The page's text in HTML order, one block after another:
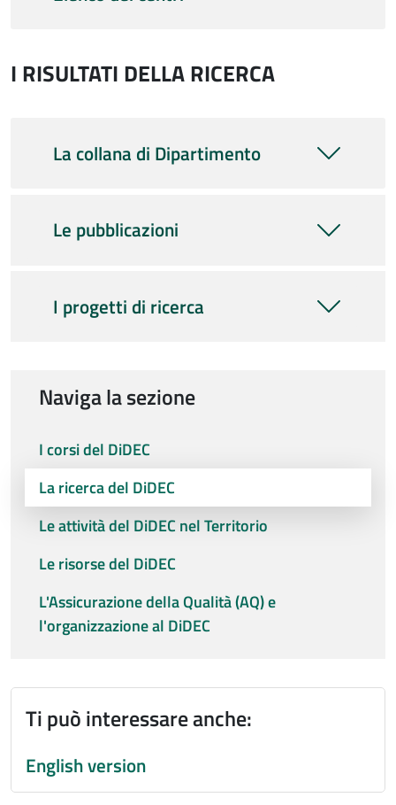
I RISULTATI DELLA RICERCA
La collana di Dipartimento
Le pubblicazioni
I progetti di ricerca
Naviga la sezione
I corsi del DiDEC
La ricerca del DiDEC
Le attività del DiDEC nel Territorio
Le risorse del DiDEC
L'Assicurazione della Qualità (AQ) e
l'organizzazione al DiDEC
Ti può interessare anche:
English version